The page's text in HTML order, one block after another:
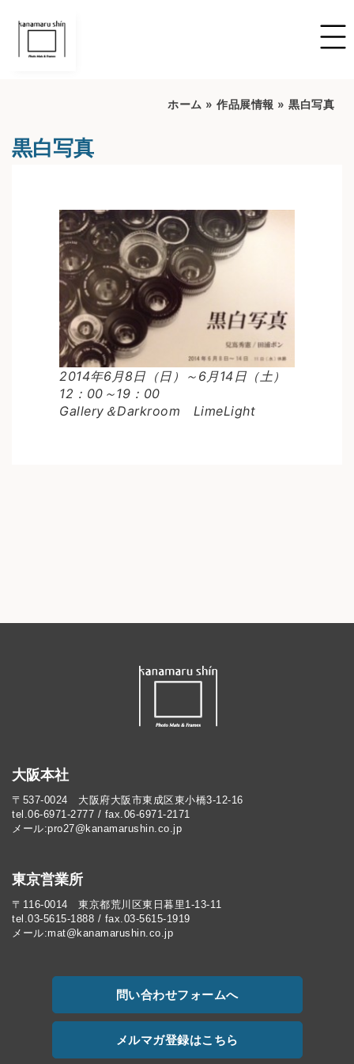
ホーム » 作品展情報 » 黒白写真
黒白写真
2014年6月8日（日）～6月14日（土）
12：00～19：00
Gallery＆Darkroom LimeLight
大阪本社
〒537-0024 大阪府大阪市東成区東小橋3-12-16
tel.06-6971-2777 / fax.06-6971-2171
メール:pro27@kanamarushin.co.jp​
東京営業所
〒116-0014 東京都荒川区東日暮里1-13-11
tel.03-5615-1888 / fax.03-5615-1919
メール:mat@kanamarushin.co.jp
問い合わせフォームへ
メルマガ登録はこちら